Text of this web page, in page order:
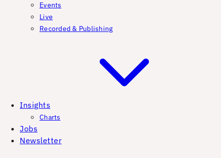
Events
Live
Recorded & Publishing
Insights
Charts
Jobs
Newsletter